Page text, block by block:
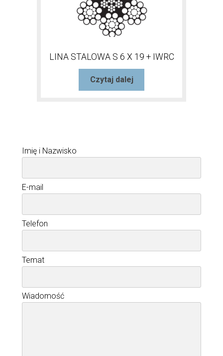
LINA STALOWA S 6 X 19 + IWRC
Czytaj dalej
Imię i Nazwisko
E-mail
Telefon
Temat
Wiadomość